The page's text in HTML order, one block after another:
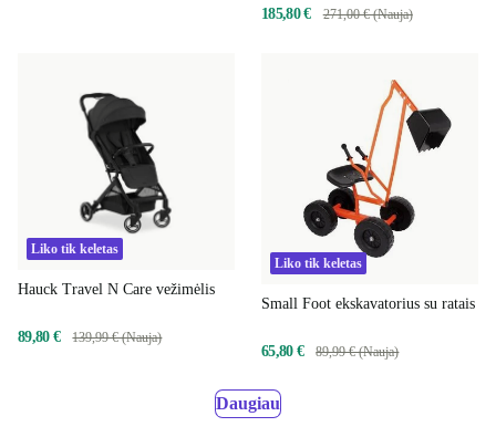
185,80 € 271,00 € (Nauja)
Liko tik keletas
Hauck Travel N Care vežimėlis
89,80 € 139,99 € (Nauja)
Liko tik keletas
Small Foot ekskavatorius su ratais
65,80 € 89,99 € (Nauja)
Daugiau